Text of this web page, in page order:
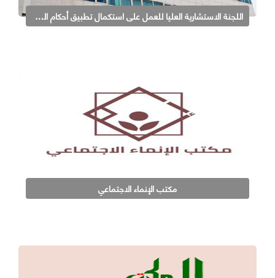
اللجنة الاستشارية العليا للعمل على استكمال تطبيق أحكام الشريعة الإسلامية
مكتب الإنماء الاجتماعي